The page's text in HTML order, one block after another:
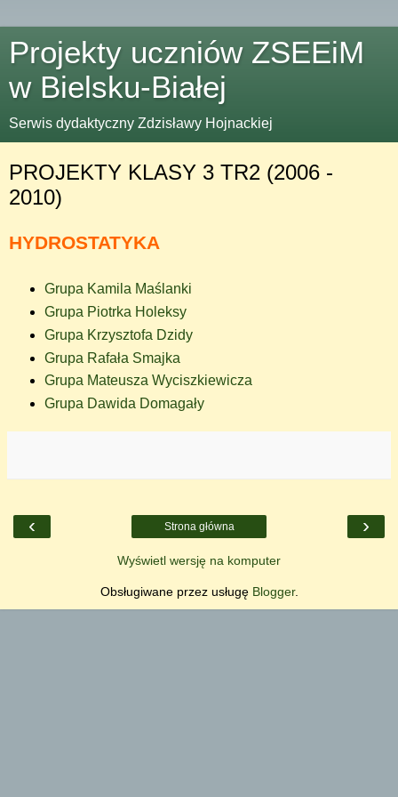
Projekty uczniów ZSEEiM
w Bielsku-Białej
Serwis dydaktyczny Zdzisławy Hojnackiej
PROJEKTY KLASY 3 TR2 (2006 -
2010)
HYDROSTATYKA
Grupa Kamila Maślanki
Grupa Piotrka Holeksy
Grupa Krzysztofa Dzidy
Grupa Rafała Smajka
Grupa Mateusza Wyciszkiewicza
Grupa Dawida Domagały
‹ ›
Strona główna
Wyświetl wersję na komputer
Obsługiwane przez usługę Blogger.